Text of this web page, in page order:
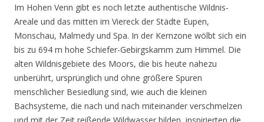
Im Hohen Venn gibt es noch letzte authentische Wildnis-
Areale und das mitten im Viereck der Städte Eupen,
Monschau, Malmedy und Spa. In der Kernzone wölbt sich ein
bis zu 694 m hohe Schiefer-Gebirgskamm zum Himmel. Die
alten Wildnisgebiete des Moors, die bis heute nahezu
unberührt, ursprünglich und ohne größere Spuren
menschlicher Besiedlung sind, wie auch die kleinen
Bachsysteme, die nach und nach miteinander verschmelzen